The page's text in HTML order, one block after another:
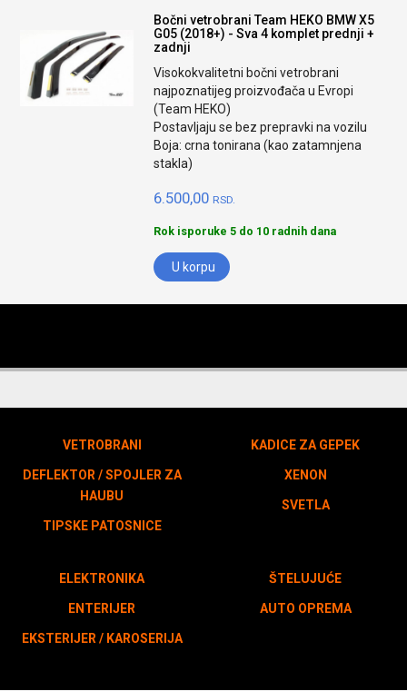
Bočni vetrobrani Team HEKO BMW X5
G05 (2018+) - Sva 4 komplet prednji +
zadnji
Visokokvalitetni bočni vetrobrani
najpoznatijeg proizvođača u Evropi
(Team HEKO)
Postavljaju se bez prepravki na vozilu
Boja: crna tonirana (kao zatamnjena
stakla)
6.500,00 RSD.
Rok isporuke 5 do 10 radnih dana
U korpu
VETROBRANI
DEFLEKTOR / SPOJLER ZA
HAUBU
TIPSKE PATOSNICE
KADICE ZA GEPEK
XENON
SVETLA
ELEKTRONIKA
ENTERIJER
EKSTERIJER / KAROSERIJA
ŠTELUJUĆE
AUTO OPREMA